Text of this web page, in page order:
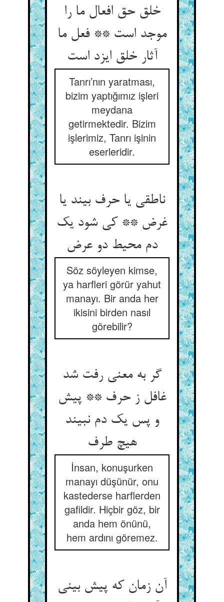
خلق حق افعال ما را
موجد است ** فعل ما
Tanrı’nın yaratması,
bizim yaptığımız işleri
meydana
getirmektedir. Bizim
işlerimiz, Tanrı işinin
eserleridir.
ناطقی یا حرف بیند یا
غرض ** کی شود یک
Söz söyleyen kimse,
ya harfleri görür yahut
manayı. Bir anda her
ikisini birden nasıl
görebilir?
گر به معنی رفت شد
غافل ز حرف ** پیش
و پس یک دم نبیند
هیچ طرف‌‌
İnsan, konuşurken
manayı düşünür, onu
kastederse harflerden
gafildir. Hiçbir göz, bir
anda hem önünü,
hem ardını göremez.
آن زمان که پیش بینی